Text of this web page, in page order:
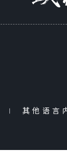
| 其他语言